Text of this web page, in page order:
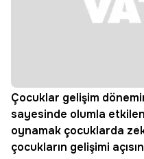
Çocuklar gelişim
sayesinde olumla
oynamak çocuklarda
çocukların gelişimi